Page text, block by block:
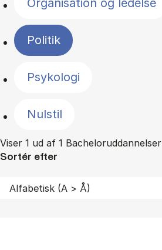
Organisation og ledelse
Politik
Psykologi
Nulstil
Viser 1 ud af 1 Bacheloruddannelser
Sortér efter